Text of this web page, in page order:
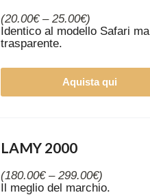
(20.00€ – 25.00€)
Identico al modello Safari ma
trasparente.
Aquista qui
LAMY 2000
(180.00€ – 299.00€)
Il meglio del marchio.